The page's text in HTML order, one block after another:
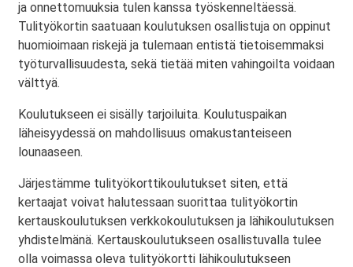
ja onnettomuuksia tulen kanssa työskenneltäessä.
Tulityökortin saatuaan koulutuksen osallistuja on oppinut
huomioimaan riskejä ja tulemaan entistä tietoisemmaksi
työturvallisuudesta, sekä tietää miten vahingoilta voidaan
välttyä.
Koulutukseen ei sisälly tarjoiluita. Koulutuspaikan
läheisyydessä on mahdollisuus omakustanteiseen
lounaaseen.
Järjestämme tulityökorttikoulutukset siten, että
kertaajat voivat halutessaan suorittaa tulityökortin
kertauskoulutuksen verkkokoulutuksen ja lähikoulutuksen
yhdistelmänä. Kertauskoulutukseen osallistuvalla tulee
olla voimassa oleva tulityökortti lähikoulutukseen